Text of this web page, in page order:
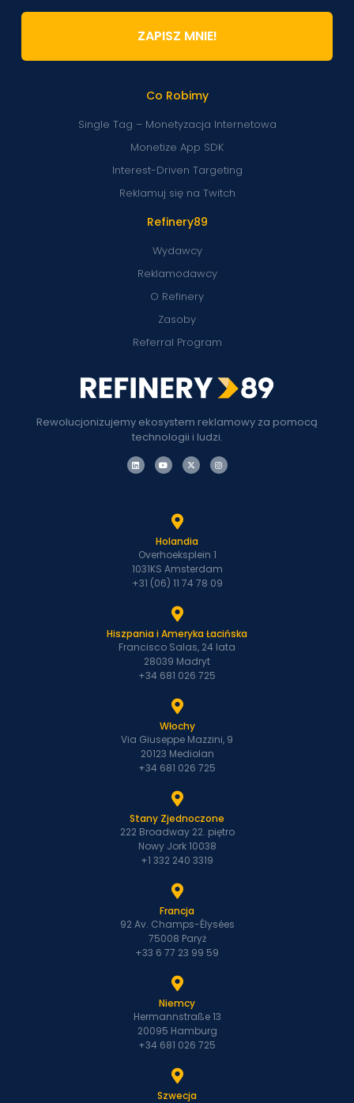
Rewolucjonizujemy ekosystem reklamowy za pomocą
technologii i ludzi.
Refinery89
Wydawcy
Reklamodawcy
O Refinery
Zasoby
Referral Program
Co Robimy
Single Tag – Monetyzacja Internetowa
Monetize App SDK
Interest-Driven Targeting
Reklamuj się na Twitch
ZAPISZ MNIE!
Holandia
Overhoeksplein 1
1031KS Amsterdam
+31 (06) 11 74 78 09
Hiszpania i Ameryka Łacińska
Francisco Salas, 24 lata
28039 Madryt
+34 681 026 725
Włochy
Via Giuseppe Mazzini, 9
20123 Mediolan
+34 681 026 725
Stany Zjednoczone
222 Broadway 22. piętro
Nowy Jork 10038
+1 332 240 3319
Francja
92 Av. Champs-Élysées
75008 Paryż
+33 6 77 23 99 59
Niemcy
Hermannstraße 13
20095 Hamburg
+34 681 026 725
Szwecja